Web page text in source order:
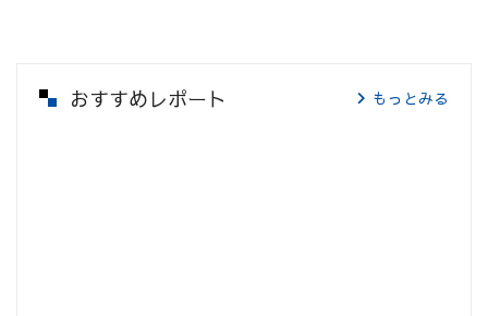
おすすめレポート もっとみる